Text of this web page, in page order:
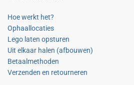
Hoe werkt het?
Ophaallocaties
Lego laten opsturen
Uit elkaar halen (afbouwen)
Betaalmethoden
Verzenden en retourneren